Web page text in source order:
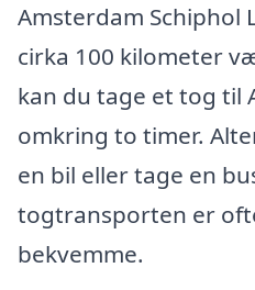
Amsterdam Schiphol
cirka 100 kilometer
kan du tage et tog til
omkring to timer.
en bil eller tage en
togtransporten er
bekvemme.